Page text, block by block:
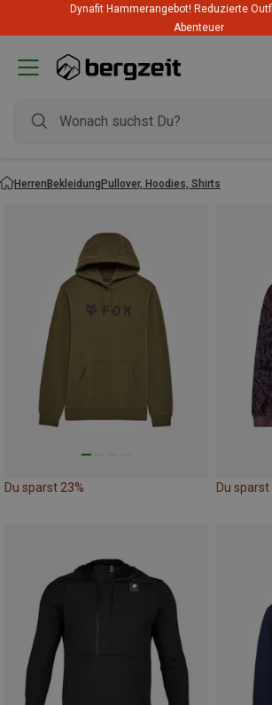
Dynafit Hammerangebot! Reduzierte
Abenteuer
HerrenBekleidungPullover, Hoodies, Shirts
Du sparst 23% Du sparst